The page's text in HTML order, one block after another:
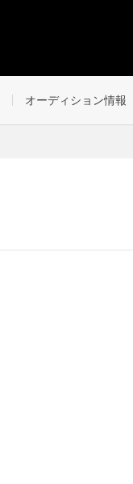
オーディション情報